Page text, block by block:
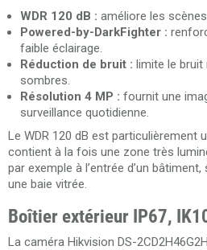
WDR 120 dB : améliore les
Powered-by-DarkFighter :
faible éclairage.
Réduction de bruit : limite le bruit
sombres.
Résolution 4 MP : fournit une
surveillance quotidienne.
Le WDR 120 dB est particulièrement
contient à la fois une zone très
par exemple à l’entrée d’un
une baie vitrée.
Boîtier extérieur IP67,
La caméra Hikvision DS-